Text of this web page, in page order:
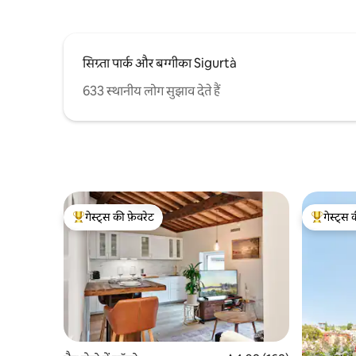
सिग्र्ता पार्क और बग्गीका Sigurtà
633 स्थानीय लोग सुझाव देते हैं
गेस्ट्स का टॉप फ़ेवरेट
गेस्ट्स की फ़ेवरेट
गेस्ट्स का
गेस्ट्स